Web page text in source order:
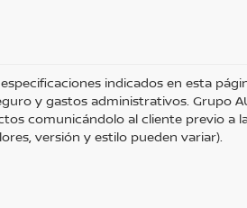
indicados en esta
y gastos administrativos. Grupo
comunicándolo al cliente previo a
versión y estilo pueden variar).